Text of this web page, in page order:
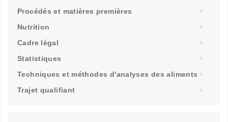
Procédés et matières premières
Nutrition
Cadre légal
Statistiques
Techniques et méthodes d'analyses des aliments
Trajet qualifiant